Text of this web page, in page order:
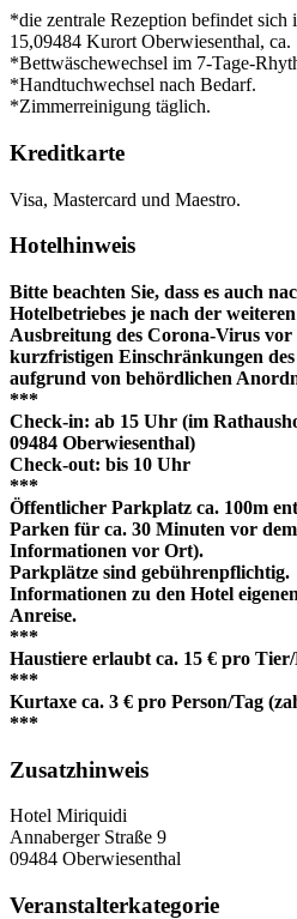
*die zentrale Rezeption befindet sich
15,09484 Kurort Oberwiesenthal, ca.
*Bettwäschewechsel im 7-Tage-
*Handtuchwechsel nach Bedarf.
*Zimmerreinigung täglich.
Kreditkarte
Visa, Mastercard und Maestro.
Hotelhinweis
Bitte beachten Sie, dass es auch
Hotelbetriebes je nach der
Ausbreitung des Corona-Virus
kurzfristigen Einschränkungen
aufgrund von behördlichen
***
Check-in: ab 15 Uhr (im
09484 Oberwiesenthal)
Check-out: bis 10 Uhr
***
Öffentlicher Parkplatz ca. 100m
Parken für ca. 30 Minuten vor
Informationen vor Ort).
Parkplätze sind gebührenpflichtig.
Informationen zu den Hotel
Anreise.
***
Haustiere erlaubt ca. 15 € pro
***
Kurtaxe ca. 3 € pro Person/Tag
***
Zusatzhinweis
Hotel Miriquidi
Annaberger Straße 9
09484 Oberwiesenthal
Veranstalterkategorie